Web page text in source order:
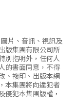
片、音訊、視訊及
版集團有限公司所
別指明外，任何人
的書面同意，不得
、複印、出版本網
本集團將向違犯者
侵犯本集團版權，